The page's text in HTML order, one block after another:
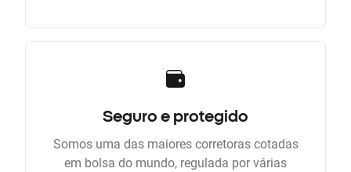
Seguro e protegido
Somos uma das maiores corretoras cotadas
em bolsa do mundo, regulada por várias